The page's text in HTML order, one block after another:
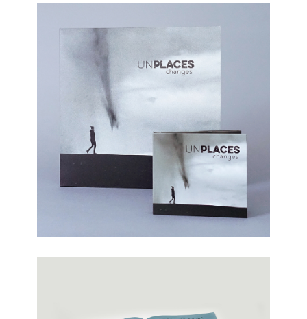
Decathlon von A-Z